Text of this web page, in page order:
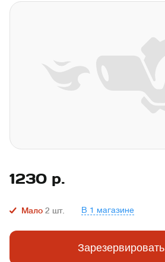
1230 р.
Мало 2 шт. В 1 магазине
Зарезервировать